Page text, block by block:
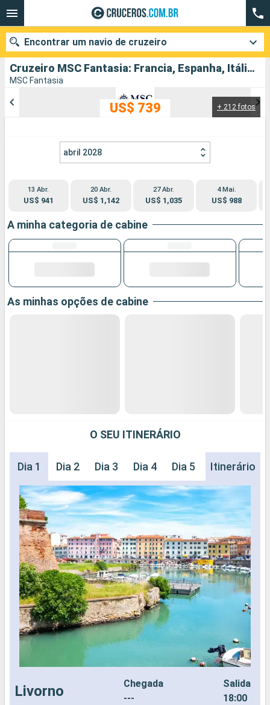
Cruzeiro MSC Fantasia: Francia, Espanha, Itália partindo de Livorno
MSC Fantasia
+ 212 fotos
US$ 739
abril 2028
13 Abr.
US$ 941
20 Abr.
US$ 1,142
27 Abr.
US$ 1,035
4 Mai.
US$ 988
A minha categoria de cabine
As minhas opções de cabine
O SEU ITINERÁRIO
Dia 1 Dia 2 Dia 3 Dia 4 Dia 5 Dia 6 Dia
Itinerário
Livorno
Chegada
---
Salida
18:00
Encontrar um navio de cruzeiro
Companhias
Pesquisar